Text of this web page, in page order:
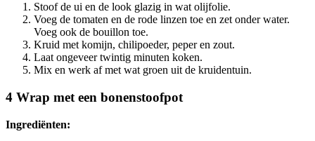
Stoof de ui en de look glazig in wat olijfolie.
Voeg de tomaten en de rode linzen toe en zet onder water.
Voeg ook de bouillon toe.
Kruid met komijn, chilipoeder, peper en zout.
Laat ongeveer twintig minuten koken.
Mix en werk af met wat groen uit de kruidentuin.
4 Wrap met een bonenstoofpot
Ingrediënten: